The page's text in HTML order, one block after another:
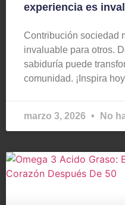
experiencia es
Contribución sociedad
invaluable para otros.
sabiduría puede
comunidad. ¡Inspira
marzo 3, 2026 No